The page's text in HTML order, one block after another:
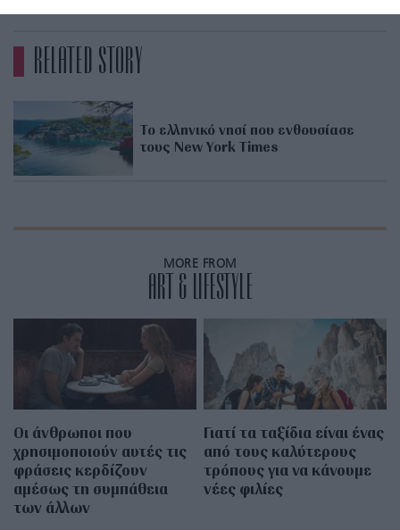
RELATED STORY
Το ελληνικό νησί που ενθουσίασε
τους New York Times
MORE FROM
ART & LIFESTYLE
Οι άνθρωποι που
χρησιμοποιούν αυτές τις
φράσεις κερδίζουν
αμέσως τη συμπάθεια
των άλλων
Γιατί τα ταξίδια είναι ένας
από τους καλύτερους
τρόπους για να κάνουμε
νέες φιλίες